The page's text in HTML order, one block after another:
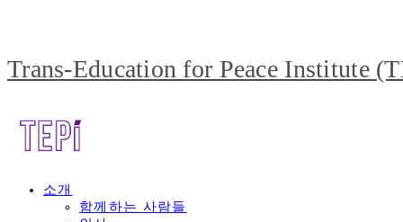
Trans-Education for Peace Institute
소개
함께하는 사람들